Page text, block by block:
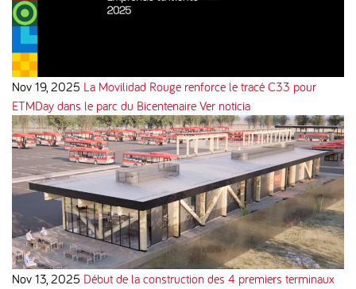
Nov 19, 2025 La Movilidad Rouge renforce le tracé C33 pour
ETMDay dans le parc du Bicentenaire Ver noticia
Nov 13, 2025 Début de la construction des 4 premiers terminaux